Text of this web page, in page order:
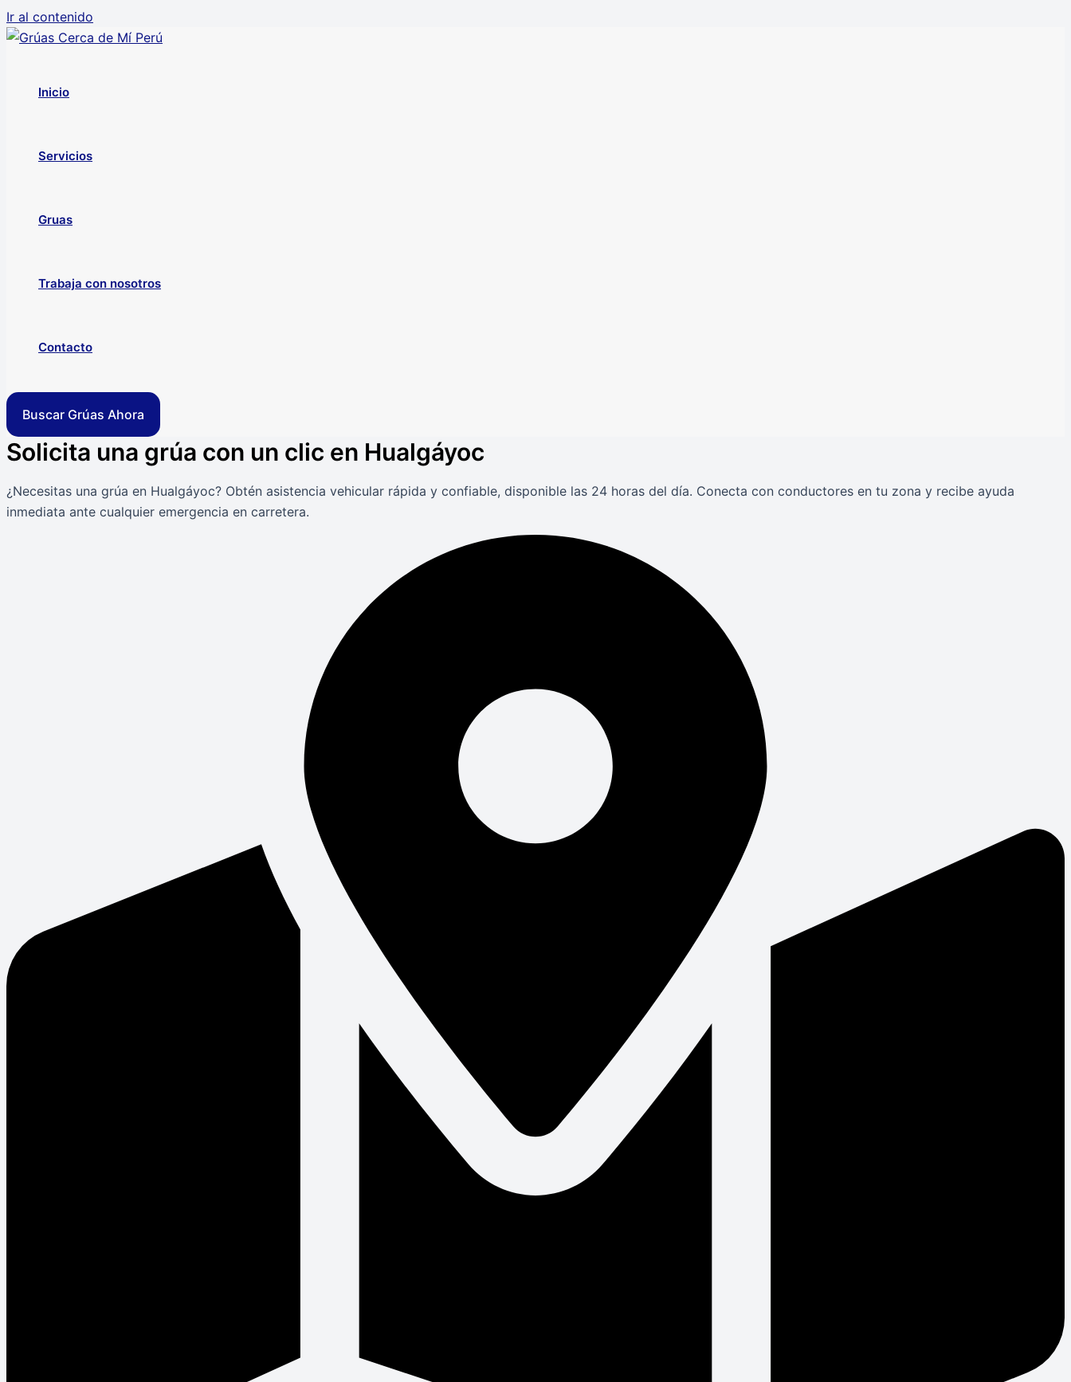
Ir al contenido
Inicio
Servicios
Gruas
Trabaja con nosotros
Contacto
Buscar Grúas Ahora
Solicita una grúa con un clic en Hualgáyoc
¿Necesitas una grúa en Hualgáyoc? Obtén asistencia vehicular rápida y confiable, disponible las 24 horas del día. Conecta con conductores en tu zona y recibe ayuda
inmediata ante cualquier emergencia en carretera.